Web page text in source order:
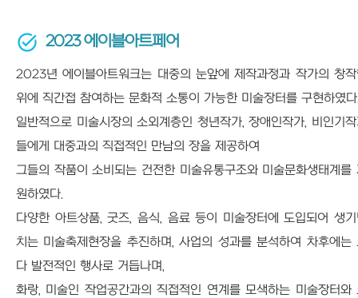
2023 에이블아트페어
2023년 에이블아트워크는 대중의 눈앞에 제작과정과 작가의 창
위에 직간접 참여하는 문화적 소통이 가능한 미술장터를 구현하였
일반적으로 미술시장의 소외계층인 청년작가, 장애인작가, 비인기
들에게 대중과의 직접적인 만남의 장을 제공하여
그들의 작품이 소비되는 건전한 미술유통구조와 미술문화생태계를
원하였다.
다양한 아트상품, 굿즈, 음식, 음료 등이 미술장터에 도입되어 생
치는 미술축제현장을 추진하며, 사업의 성과를 분석하여 차후에는
다 발전적인 행사로 거듭나며,
화랑, 미술인 작업공간과의 직접적인 연계를 모색하는 미술장터와